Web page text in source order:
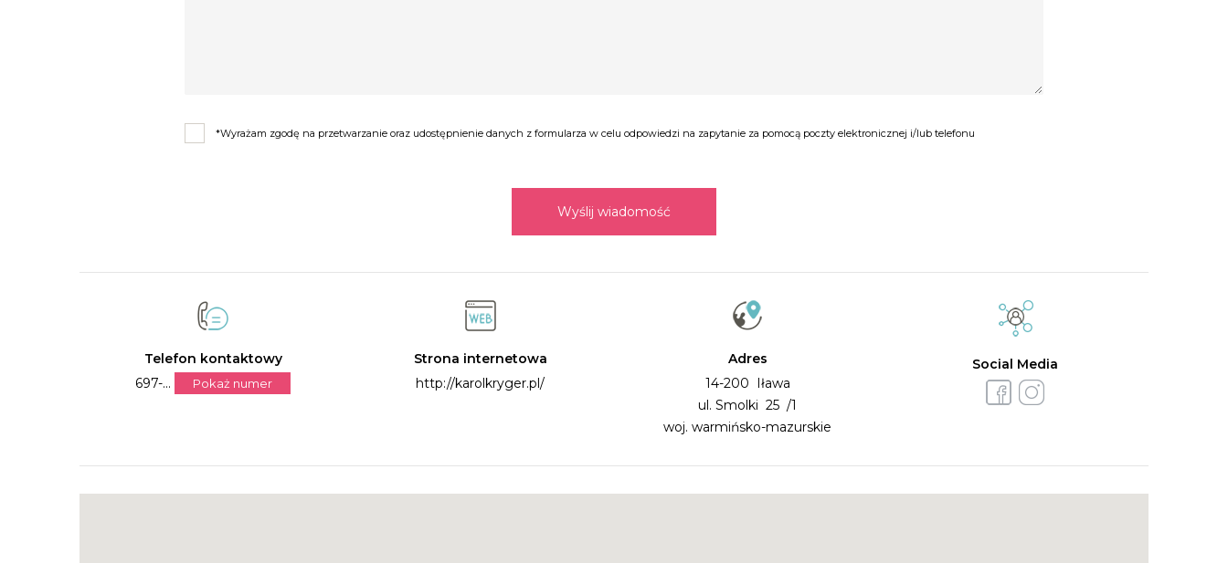
*Wyrażam zgodę na przetwarzanie oraz udostępnienie danych z formularza w celu odpowiedzi na zapytanie za pomocą poczty elektronicznej i/lub telefonu
Wyślij wiadomość
Telefon kontaktowy
697-...
Pokaż numer
Strona internetowa
http://karolkryger.pl/
Adres
14-200 Iława
ul. Smolki 25 /1
woj. warmińsko-mazurskie
Social Media